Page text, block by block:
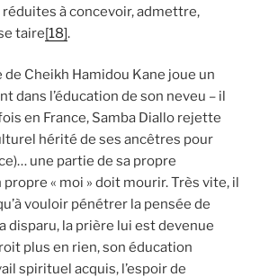
à concevoir, admettre,
taire[18].
de Cheikh Hamidou Kane joue un
dans l’éducation de son neveu – il
en France, Samba Diallo rejette
hérité de ses ancêtres pour
une partie de sa propre
« moi » doit mourir. Très vite, il
vouloir pénétrer la pensée de
disparu, la prière lui est devenue
plus en rien, son éducation
spirituel acquis, l’espoir de